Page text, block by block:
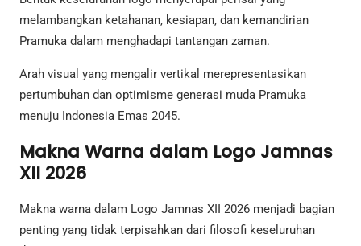
melambangkan ketahanan, kesiapan, dan kemandirian
Pramuka dalam menghadapi tantangan zaman.
Arah visual yang mengalir vertikal merepresentasikan
pertumbuhan dan optimisme generasi muda Pramuka
menuju Indonesia Emas 2045.
Makna Warna dalam Logo Jamnas
XII 2026
Makna warna dalam Logo Jamnas XII 2026 menjadi bagian
penting yang tidak terpisahkan dari filosofi keseluruhan